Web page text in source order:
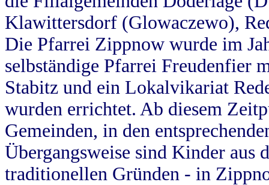
Klawittersdorf (Glowaczewo),
Die Pfarrei Zippnow wurde im
selbständige Pfarrei Freudenfier
Stabitz und ein Lokalvikariat
wurden errichtet. Ab diesem
Gemeinden, in den
Übergangsweise sind Kinder aus
traditionellen Gründen - in